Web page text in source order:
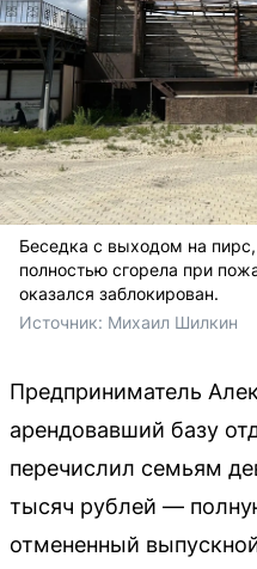
Беседка с выходом на
полностью сгорела при
оказался заблокирован.
Источник: Михаил Шилкин
Предприниматель
арендовавший базу
перечислил семьям
тысяч рублей —
отмененный